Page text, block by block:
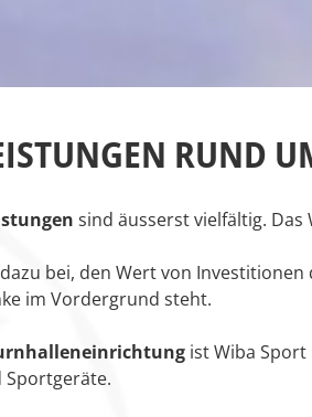
RUND
sind äusserst vielfältig. Das
bei, den Wert von Investitionen
im Vordergrund steht.
ist Wiba
Sportgeräte.